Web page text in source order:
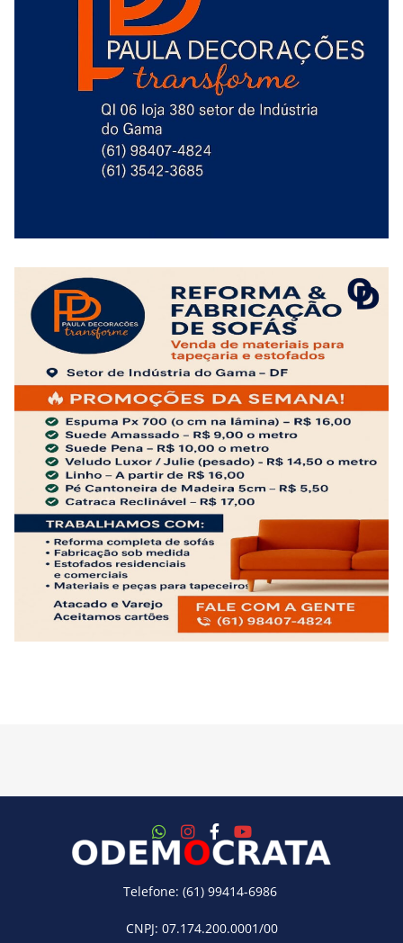
Telefone: (61) 99414-6986
CNPJ: 07.174.200.0001/00